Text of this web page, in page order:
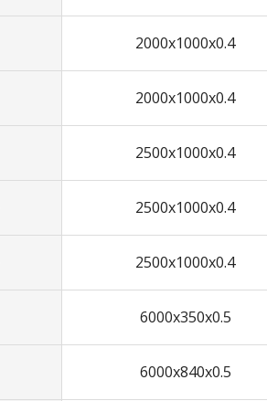
2000х1000х0.4
2000х1000х0.4
2500х1000х0.4
2500х1000х0.4
2500х1000х0.4
6000х350х0.5
6000х840х0.5